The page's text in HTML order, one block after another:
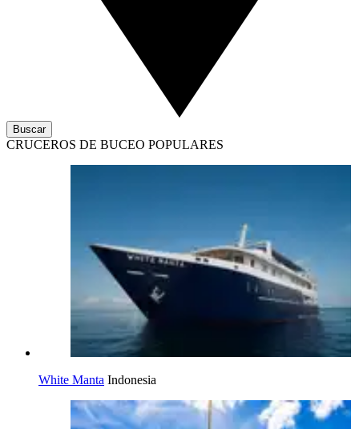
Buscar
CRUCEROS DE BUCEO POPULARES
White Manta Indonesia